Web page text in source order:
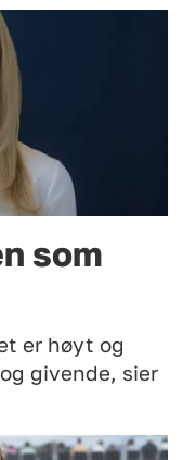
som
er høyt og
givende, sier